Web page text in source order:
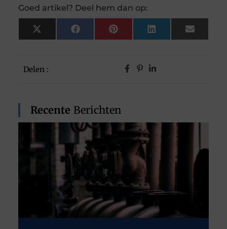
Delen :
Recente Berichten
Goed artikel? Deel hem dan op:
X
(Twitter)
FacebookPinterestLinkedInEmail